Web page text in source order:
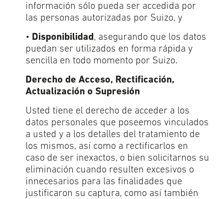
información sólo pueda ser accedida por
las personas autorizadas por Suizo, y
• Disponibilidad, asegurando que los datos
puedan ser utilizados en forma rápida y
sencilla en todo momento por Suizo.
Derecho de Acceso, Rectificación,
Actualización o Supresión
Usted tiene el derecho de acceder a los
datos personales que poseemos vinculados
a usted y a los detalles del tratamiento de
los mismos, así como a rectificarlos en
caso de ser inexactos, o bien solicitarnos su
eliminación cuando resulten excesivos o
innecesarios para las finalidades que
justificaron su captura, como así también